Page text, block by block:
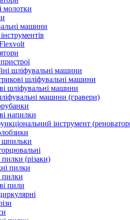
молотки
машини
шліфувальні машини
шліфувальні машини
шліфувальні машини
машини (гравери)
напилки
інструмент
шпильки
пилки (різаки)
пилки
пилки
пили